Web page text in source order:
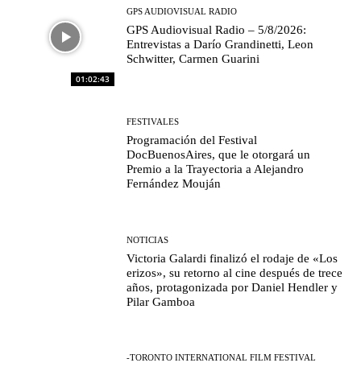
01:02:43
GPS AUDIOVISUAL RADIO
GPS Audiovisual Radio – 5/8/2026:
Entrevistas a Darío Grandinetti, Leon
Schwitter, Carmen Guarini
FESTIVALES
Programación del Festival
DocBuenosAires, que le otorgará un
Premio a la Trayectoria a Alejandro
Fernández Mouján
NOTICIAS
Victoria Galardi finalizó el rodaje de «Los
erizos», su retorno al cine después de trece
años, protagonizada por Daniel Hendler y
Pilar Gamboa
-TORONTO INTERNATIONAL FILM FESTIVAL